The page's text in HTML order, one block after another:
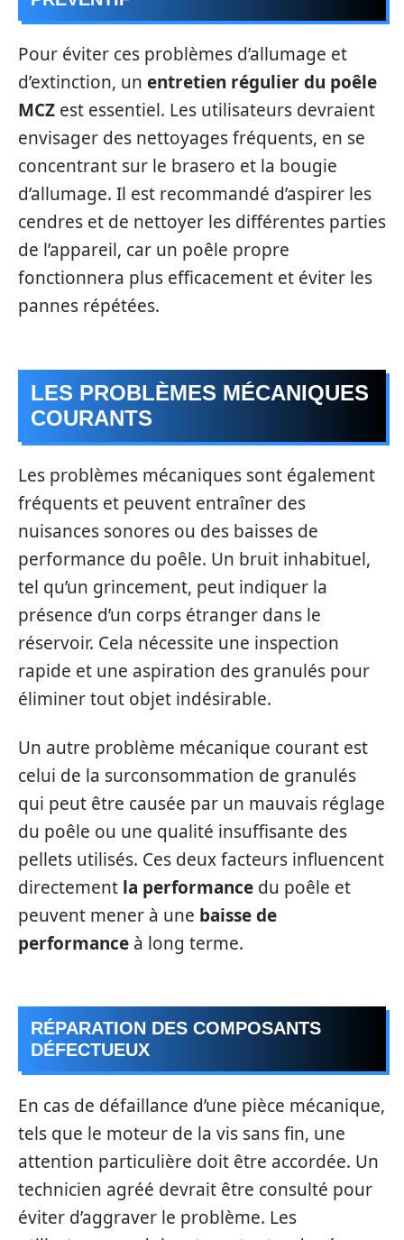
Pour éviter ces problèmes d’allumage et
d’extinction, un entretien régulier du poêle
MCZ est essentiel. Les utilisateurs devraient
envisager des nettoyages fréquents, en se
concentrant sur le brasero et la bougie
d’allumage. Il est recommandé d’aspirer les
cendres et de nettoyer les différentes parties
de l’appareil, car un poêle propre
fonctionnera plus efficacement et éviter les
pannes répétées.
LES PROBLÈMES MÉCANIQUES
COURANTS
Les problèmes mécaniques sont également
fréquents et peuvent entraîner des
nuisances sonores ou des baisses de
performance du poêle. Un bruit inhabituel,
tel qu’un grincement, peut indiquer la
présence d’un corps étranger dans le
réservoir. Cela nécessite une inspection
rapide et une aspiration des granulés pour
éliminer tout objet indésirable.
Un autre problème mécanique courant est
celui de la surconsommation de granulés
qui peut être causée par un mauvais réglage
du poêle ou une qualité insuffisante des
pellets utilisés. Ces deux facteurs influencent
directement la performance du poêle et
peuvent mener à une baisse de
performance à long terme.
RÉPARATION DES COMPOSANTS
DÉFECTUEUX
En cas de défaillance d’une pièce mécanique,
tels que le moteur de la vis sans fin, une
attention particulière doit être accordée. Un
technicien agréé devrait être consulté pour
éviter d’aggraver le problème. Les